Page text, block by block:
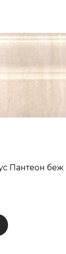
Пантеон беж